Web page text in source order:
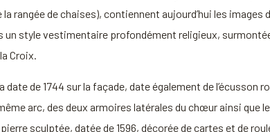
rangée de chaises), contiennent aujourd’hui les images
un style vestimentaire profondément religieux,
Croix.
de 1744 sur la façade, date également de l’écusson
arc, des deux armoires latérales du chœur ainsi que le
sculptée, datée de 1596, décorée de cartes et de